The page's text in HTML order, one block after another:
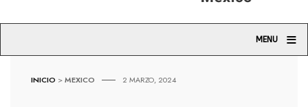
MENU ≡
INICIO >MEXICO 2 MARZO, 2024